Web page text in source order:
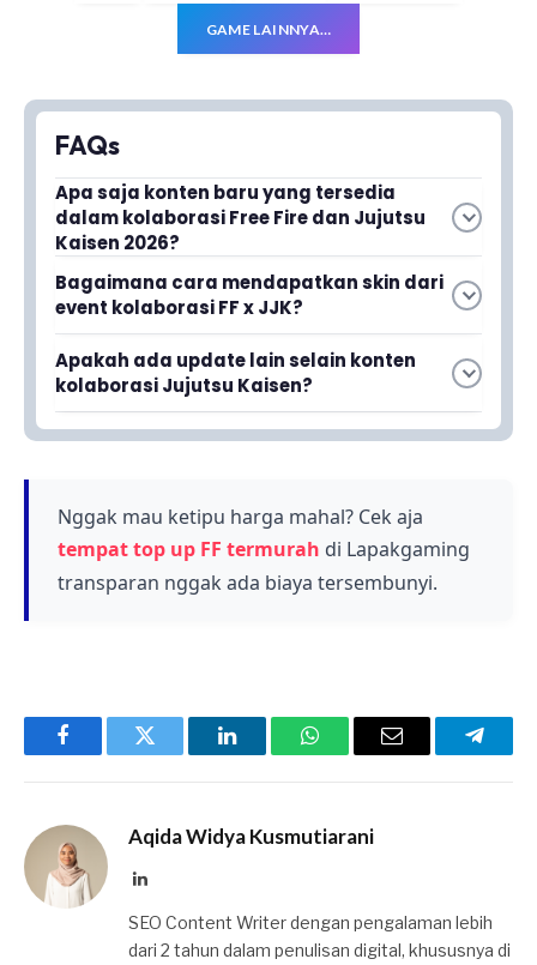
GAME LAINNYA…
FAQs
Apa saja konten baru yang tersedia
dalam kolaborasi Free Fire dan Jujutsu
Kaisen 2026?
Kolaborasi ini menghadirkan skin karakter ikonik,
bundle eksklusif, dan mode permainan baru
berbeda dan lebih hidup.
Bagaimana cara mendapatkan skin dari
event kolaborasi FF x JJK?
Skin dapat diperoleh melalui event khusus yang
dirancang untuk kolaborasi ini, dengan berbagai
cara partisipasi dan hadiah yang dapat
dikumpulkan selama periode event
Apakah ada update lain selain konten
kolaborasi Jujutsu Kaisen?
Ya, update besar OB52 juga dirilis bersamaan
Fire.
Nggak mau ketipu harga mahal? Cek aja
tempat top up FF termurah di Lapakgaming
transparan nggak ada biaya tersembunyi.
FacebookTwitter LinkedInWhatsAppEmail
Aqida Widya Kusmutiarani
LinkedIn
SEO Content Writer dengan pengalaman lebih
dari 2 tahun dalam penulisan digital, khususnya di